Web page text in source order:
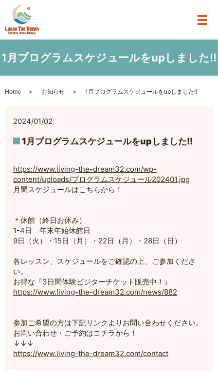
1月プログラムスケジュールをupしました!!
Home お知らせ 1月プログラムスケジュールをupしました!!
2024/01/02
1月プログラムスケジュールをupしました!!
https://www.living-the-dream32.com/wp-
content/uploads/プログラムスケジュール202401.jpg
月間スケジュールはこちらから！
＊休館（終日お休み）
1-4日 年末年始休館日
9日（火）・15日（月）・22日（月）・28日（日）
各レッスン、スケジュールをご確認の上、ご参加くださ
い。
お得な『3日間体験ビジターチケット販売中！』
https://www.living-the-dream32.com/news/882
参加ご希望の方は下記リンクよりお問い合わせください。
お問い合わせ・ご予約はコチラから！
↓↓↓
https://www.living-the-dream32.com/contact